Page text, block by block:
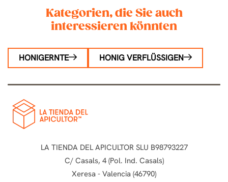
Kategorien, die Sie auch
interessieren könnten
HONIGERNTE HONIG VERFLÜSSIGEN
LA TIENDA DEL APICULTOR SLU B98793227
C/ Casals, 4 (Pol. Ind. Casals)
Xeresa - Valencia (46790)